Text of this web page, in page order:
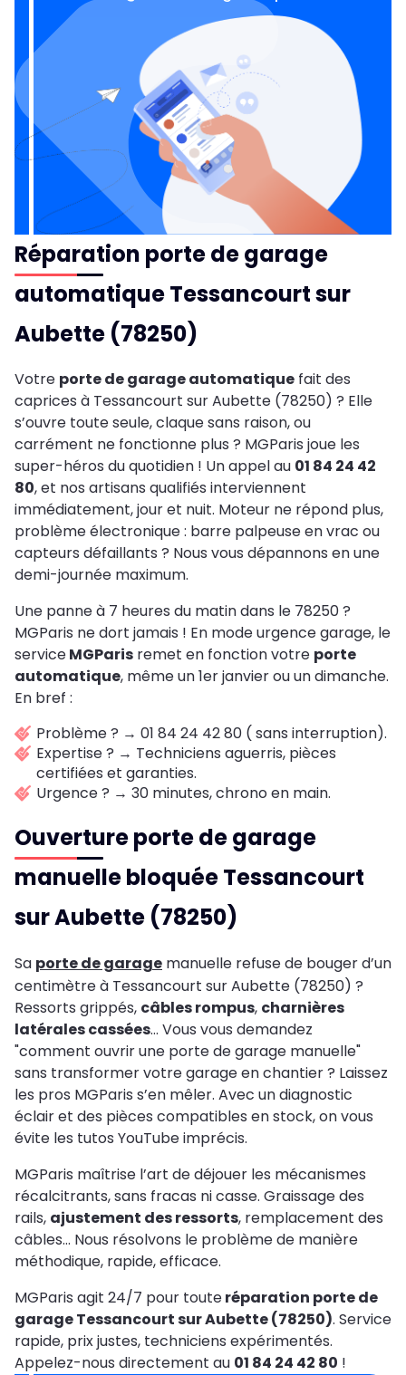
Réparation porte de garage
automatique Tessancourt sur
Aubette (78250)
Votre porte de garage automatique fait des
caprices à Tessancourt sur Aubette (78250) ? Elle
s’ouvre toute seule, claque sans raison, ou
carrément ne fonctionne plus ? MGParis joue les
super-héros du quotidien ! Un appel au 01 84 24 42
80, et nos artisans qualifiés interviennent
immédiatement, jour et nuit. Moteur ne répond plus,
problème électronique : barre palpeuse en vrac ou
capteurs défaillants ? Nous vous dépannons en une
demi-journée maximum.
Une panne à 7 heures du matin dans le 78250 ?
MGParis ne dort jamais ! En mode urgence garage, le
serviceMGParis remet en fonction votre porte
automatique, même un 1er janvier ou un dimanche.
En bref :
Problème ? → 01 84 24 42 80 ( sans interruption).
Expertise ? → Techniciens aguerris, pièces
certifiées et garanties.
Urgence ? → 30 minutes, chrono en main.
Ouverture porte de garage
manuelle bloquée Tessancourt
sur Aubette (78250)
Sa porte de garage manuelle refuse de bouger d’un
centimètre à Tessancourt sur Aubette (78250) ?
Ressorts grippés, câbles rompus, charnières
latérales cassées… Vous vous demandez
"comment ouvrir une porte de garage manuelle"
sans transformer votre garage en chantier ? Laissez
les pros MGParis s’en mêler. Avec un diagnostic
éclair et des pièces compatibles en stock, on vous
évite les tutos YouTube imprécis.
MGParis maîtrise l’art de déjouer les mécanismes
récalcitrants, sans fracas ni casse. Graissage des
rails, ajustement des ressorts, remplacement des
câbles… Nous résolvons le problème de manière
méthodique, rapide, efficace.
MGParis agit 24/7 pour touteréparation porte de
garage Tessancourt sur Aubette (78250). Service
rapide, prix justes, techniciens expérimentés.
Appelez-nous directement au 01 84 24 42 80 !